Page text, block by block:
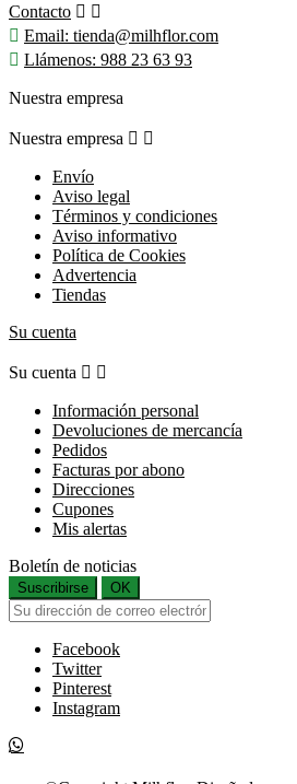
Contacto  
 Email: tienda@milhflor.com
 Llámenos: 988 23 63 93
Nuestra empresa
Nuestra empresa  
Envío
Aviso legal
Términos y condiciones
Aviso informativo
Política de Cookies
Advertencia
Tiendas
Su cuenta
Su cuenta  
Información personal
Devoluciones de mercancía
Pedidos
Facturas por abono
Direcciones
Cupones
Mis alertas
Boletín de noticias
Suscribirse OK
Facebook
Twitter
Pinterest
Instagram